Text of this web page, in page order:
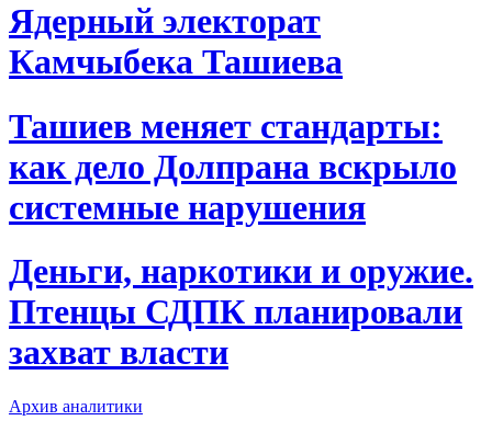
Ядерный электорат
Камчыбека Ташиева
Ташиев меняет стандарты:
как дело Долпрана вскрыло
системные нарушения
Деньги, наркотики и оружие.
Птенцы СДПК планировали
захват власти
Архив аналитики